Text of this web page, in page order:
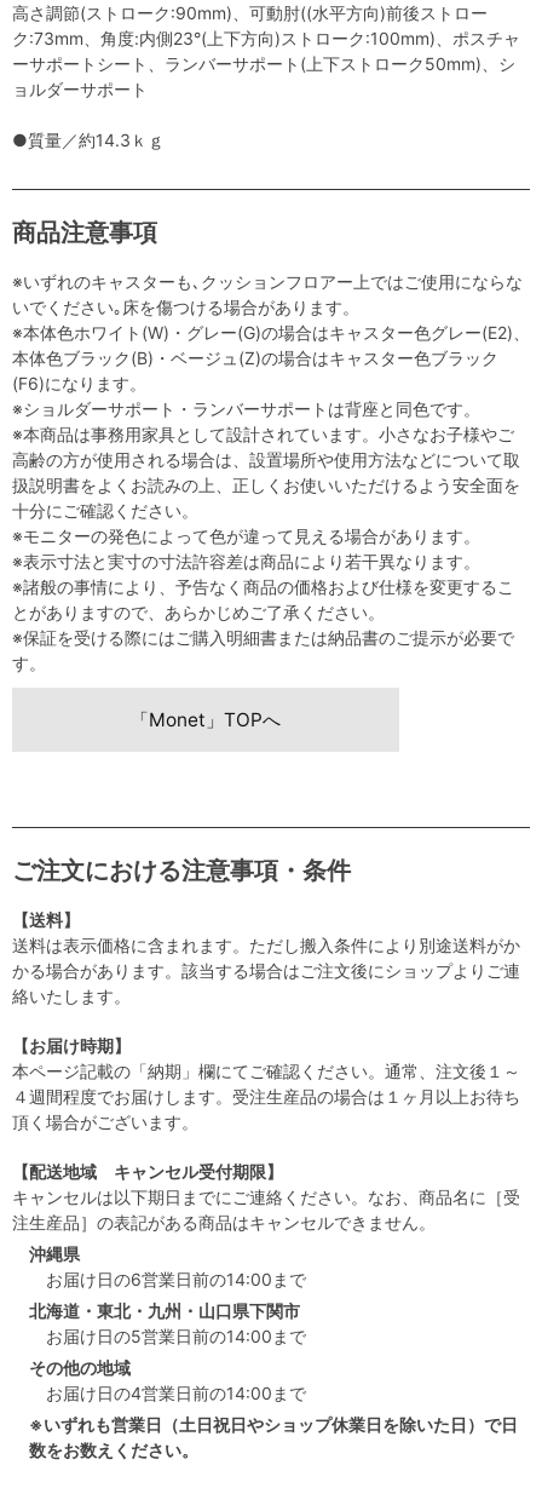
高さ調節(ストローク:90mm)、可動肘((水平方向)前後ストロー
ク:73mm、角度:内側23°(上下方向)ストローク:100mm)、ポスチャ
ーサポートシート、ランバーサポート(上下ストローク50mm)、シ
ョルダーサポート
●質量／約14.3ｋｇ
商品注意事項
※いずれのキャスターも､クッションフロアー上ではご使用にならな
いでください｡床を傷つける場合があります。
※本体色ホワイト(W)・グレー(G)の場合はキャスター色グレー(E2)、
本体色ブラック(B)・ベージュ(Z)の場合はキャスター色ブラック
(F6)になります。
※ショルダーサポート・ランバーサポートは背座と同色です。
※本商品は事務用家具として設計されています。小さなお子様やご
高齢の方が使用される場合は、設置場所や使用方法などについて取
扱説明書をよくお読みの上、正しくお使いいただけるよう安全面を
十分にご確認ください。
※モニターの発色によって色が違って見える場合があります。
※表示寸法と実寸の寸法許容差は商品により若干異なります。
※諸般の事情により、予告なく商品の価格および仕様を変更するこ
とがありますので、あらかじめご了承ください。
※保証を受ける際にはご購入明細書または納品書のご提示が必要で
す。
「Monet」TOPへ
ご注文における注意事項・条件
【送料】
送料は表示価格に含まれます。ただし搬入条件により別途送料がか
かる場合があります。該当する場合はご注文後にショップよりご連
絡いたします。
【お届け時期】
本ページ記載の「納期」欄にてご確認ください。通常、注文後１～
４週間程度でお届けします。受注生産品の場合は１ヶ月以上お待ち
頂く場合がございます。
【配送地域 キャンセル受付期限】
キャンセルは以下期日までにご連絡ください。なお、商品名に［受
注生産品］の表記がある商品はキャンセルできません。
沖縄県
お届け日の6営業日前の14:00まで
北海道・東北・九州・山口県下関市
お届け日の5営業日前の14:00まで
その他の地域
お届け日の4営業日前の14:00まで
※いずれも営業日（土日祝日やショップ休業日を除いた日）で日
数をお数えください。